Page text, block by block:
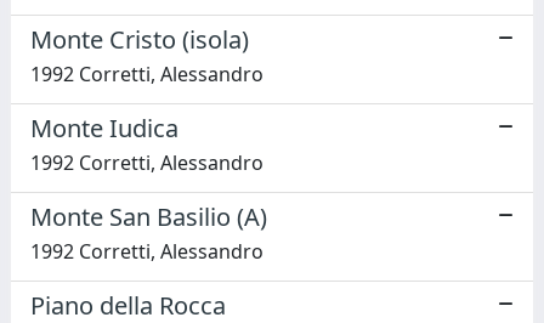
Monte Cristo (isola)
1992 Corretti, Alessandro
Monte Iudica
1992 Corretti, Alessandro
Monte San Basilio (A)
1992 Corretti, Alessandro
Piano della Rocca